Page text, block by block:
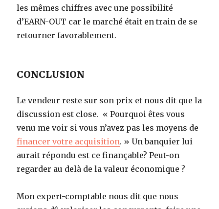
les mêmes chiffres avec une possibilité
d’EARN-OUT car le marché était en train de se
retourner favorablement.
CONCLUSION
Le vendeur reste sur son prix et nous dit que la
discussion est close. « Pourquoi êtes vous
venu me voir si vous n’avez pas les moyens de
financer votre acquisition. » Un banquier lui
aurait répondu est ce finançable? Peut-on
regarder au delà de la valeur économique ?
Mon expert-comptable nous dit que nous